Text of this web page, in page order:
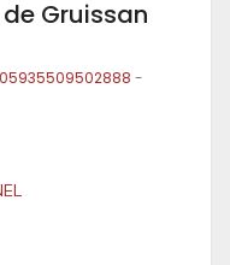
Gruissan
-